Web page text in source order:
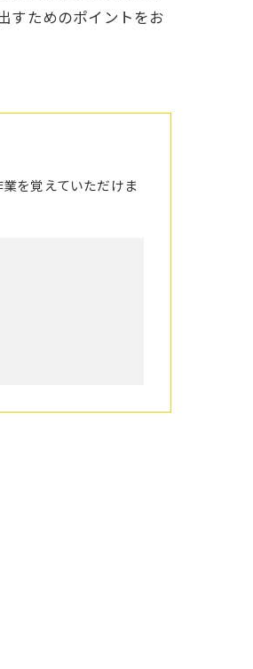
すためのポイントをお
を覚えていただけま